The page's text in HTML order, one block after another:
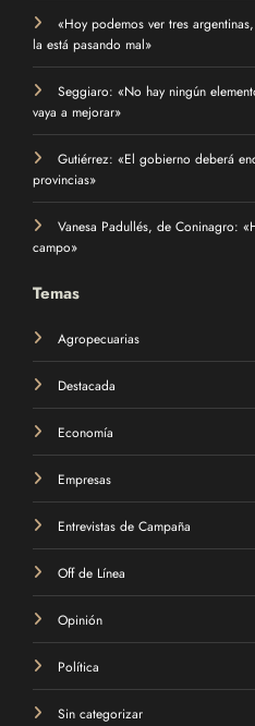
«Hoy podemos ver tres
la está pasando mal»
Seggiaro: «No hay ningún
vaya a mejorar»
Gutiérrez: «El gobierno deberá
provincias»
Vanesa Padullés, de Coninagro:
campo»
Temas
Agropecuarias
Destacada
Economía
Empresas
Entrevistas de Campaña
Off de Línea
Opinión
Política
Sin categorizar